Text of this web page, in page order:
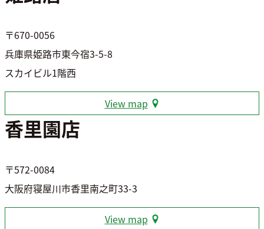
〒670-0056
兵庫県姫路市東今宿3-5-8
スカイビル1階西
View map
香里園店
〒572-0084
大阪府寝屋川市香里南之町33-3
View map